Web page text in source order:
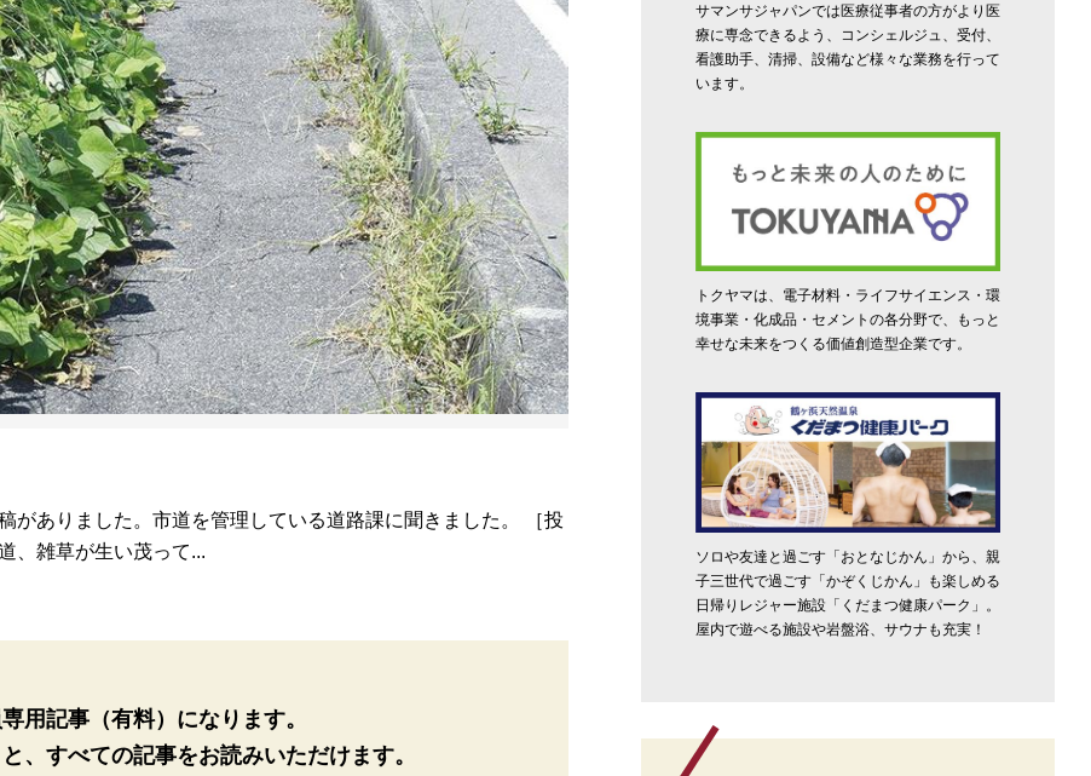
ありました。市道を管理している道路課に聞きました。 ［投
、雑草が生い茂って...
用記事（有料）になります。
、 すべての記事をお読みいただけます。
サマンサジャパンでは医療従事者の方がより医
療に専念できるよう、コンシェルジュ、受付、
看護助手、清掃、設備など様々な業務を行って
います。
トクヤマは、電子材料・ライフサイエンス・環
境事業・化成品・セメントの各分野で、もっと
幸せな未来をつくる価値創造型企業です。
ソロや友達と過ごす「おとなじかん」から、親
子三世代で過ごす「かぞくじかん」も楽しめる
日帰りレジャー施設「くだまつ健康パーク」。
屋内で遊べる施設や岩盤浴、サウナも充実！